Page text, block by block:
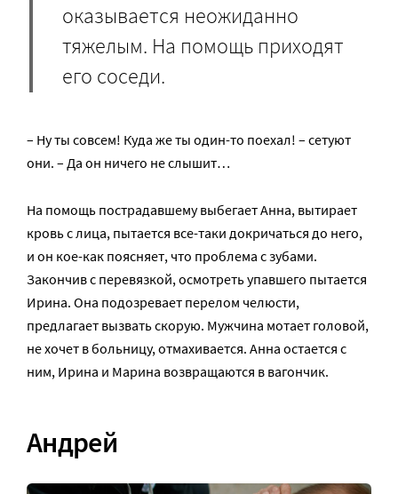
оказывается неожиданно
тяжелым. На помощь приходят
его соседи.
– Ну ты совсем! Куда же ты один-то поехал! – сетуют
они. – Да он ничего не слышит…
На помощь пострадавшему выбегает Анна, вытирает
кровь с лица, пытается все-таки докричаться до него,
и он кое-как поясняет, что проблема с зубами.
Закончив с перевязкой, осмотреть упавшего пытается
Ирина. Она подозревает перелом челюсти,
предлагает вызвать скорую. Мужчина мотает головой,
не хочет в больницу, отмахивается. Анна остается с
ним, Ирина и Марина возвращаются в вагончик.
Андрей